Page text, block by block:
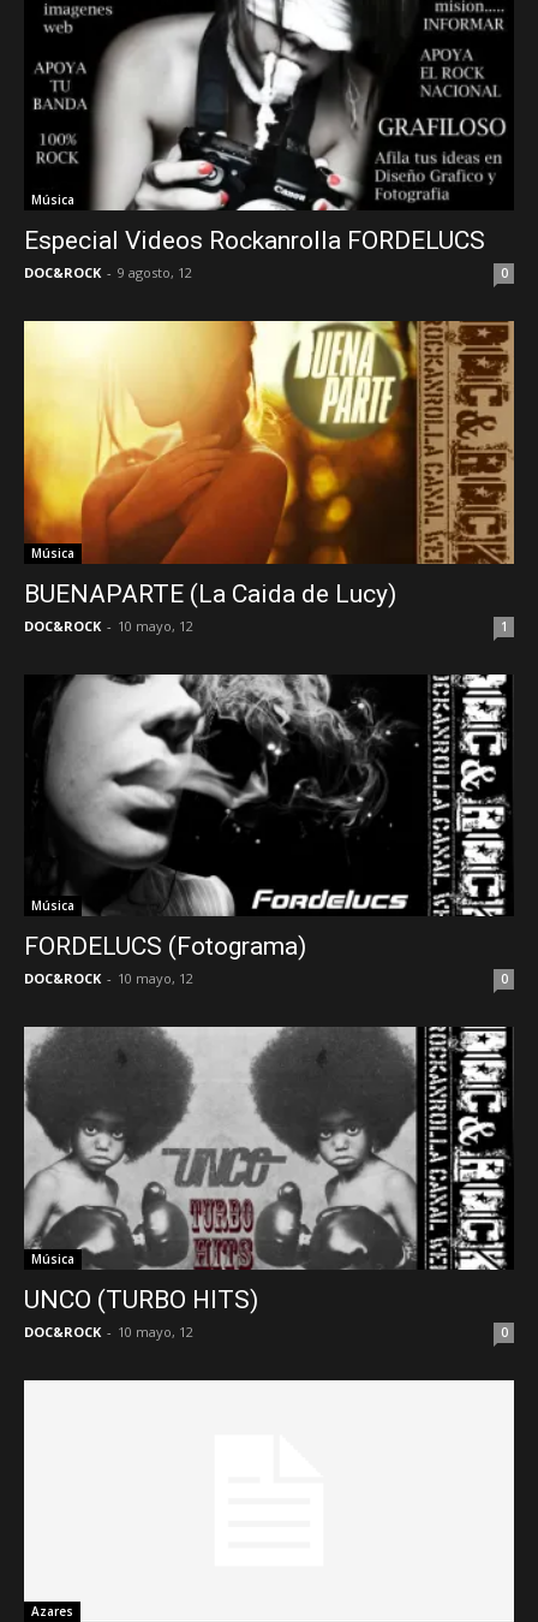
Música
Especial Videos Rockanrolla FORDELUCS
DOC&ROCK - 9 agosto, 12 0
Música
BUENAPARTE (La Caida de Lucy)
DOC&ROCK - 10 mayo, 12 1
Música
FORDELUCS (Fotograma)
DOC&ROCK - 10 mayo, 12 0
Música
UNCO (TURBO HITS)
DOC&ROCK - 10 mayo, 12 0
Azares